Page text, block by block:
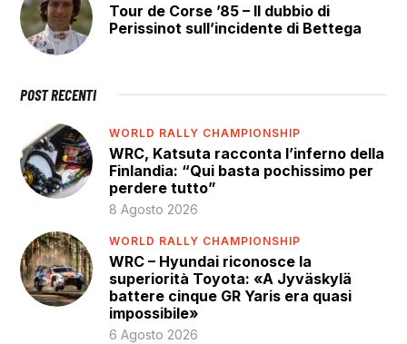
Tour de Corse ’85 – Il dubbio di
Perissinot sull’incidente di Bettega
POST RECENTI
WORLD RALLY CHAMPIONSHIP
WRC, Katsuta racconta l’inferno della
Finlandia: “Qui basta pochissimo per
perdere tutto”
8 Agosto 2026
WORLD RALLY CHAMPIONSHIP
WRC – Hyundai riconosce la
superiorità Toyota: «A Jyväskylä
battere cinque GR Yaris era quasi
impossibile»
6 Agosto 2026